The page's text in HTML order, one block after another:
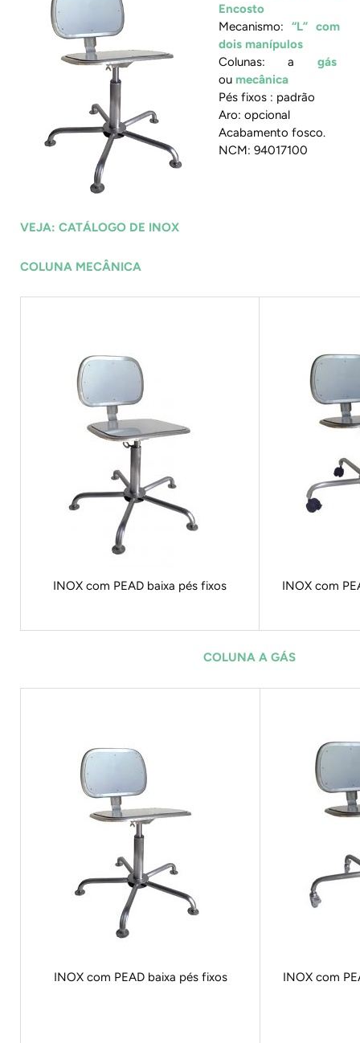
Encosto
Mecanismo: “L” com
dois manípulos
Colunas: a gás
oumecânica
Pés fixos : padrão
Aro: opcional
Acabamento fosco.
NCM: 94017100
VEJA: CATÁLOGO DE INOX
COLUNA MECÂNICA
INOX com PEAD baixa pés fixos INOX com
COLUNA A GÁS
INOX com PEAD baixa pés fixos INOX com